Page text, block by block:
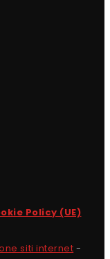
Policy (UE)
siti internet -